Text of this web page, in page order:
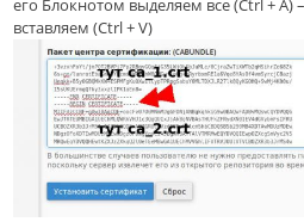
его Блокнотом выделяем все (Ctrl + A)
вставляем (Ctrl + V)